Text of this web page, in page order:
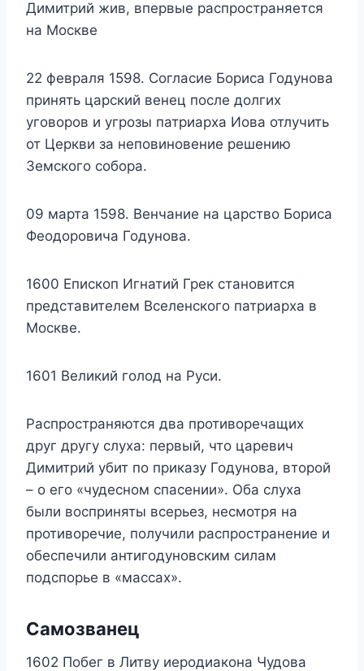
Димитрий жив, впервые распространяется
на Москве
22 февраля 1598. Согласие Бориса Годунова
принять царский венец после долгих
уговоров и угрозы патриарха Иова отлучить
от Церкви за неповиновение решению
Земского собора.
09 марта 1598. Венчание на царство Бориса
Феодоровича Годунова.
1600 Епископ Игнатий Грек становится
представителем Вселенского патриарха в
Москве.
1601 Великий голод на Руси.
Распространяются два противоречащих
друг другу слуха: первый, что царевич
Димитрий убит по приказу Годунова, второй
– о его «чудесном спасении». Оба слуха
были восприняты всерьез, несмотря на
противоречие, получили распространение и
обеспечили антигодуновским силам
подспорье в «массах».
Самозванец
1602 Побег в Литву иеродиакона Чудова